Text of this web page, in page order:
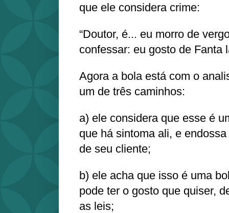
que ele considera crime:
“Doutor, é... eu morro de
confessar: eu gosto de Fanta
Agora a bola está com o
um de três caminhos:
a) ele considera que esse é
que há sintoma ali, e
de seu cliente;
b) ele acha que isso é uma
pode ter o gosto que quiser,
as leis;